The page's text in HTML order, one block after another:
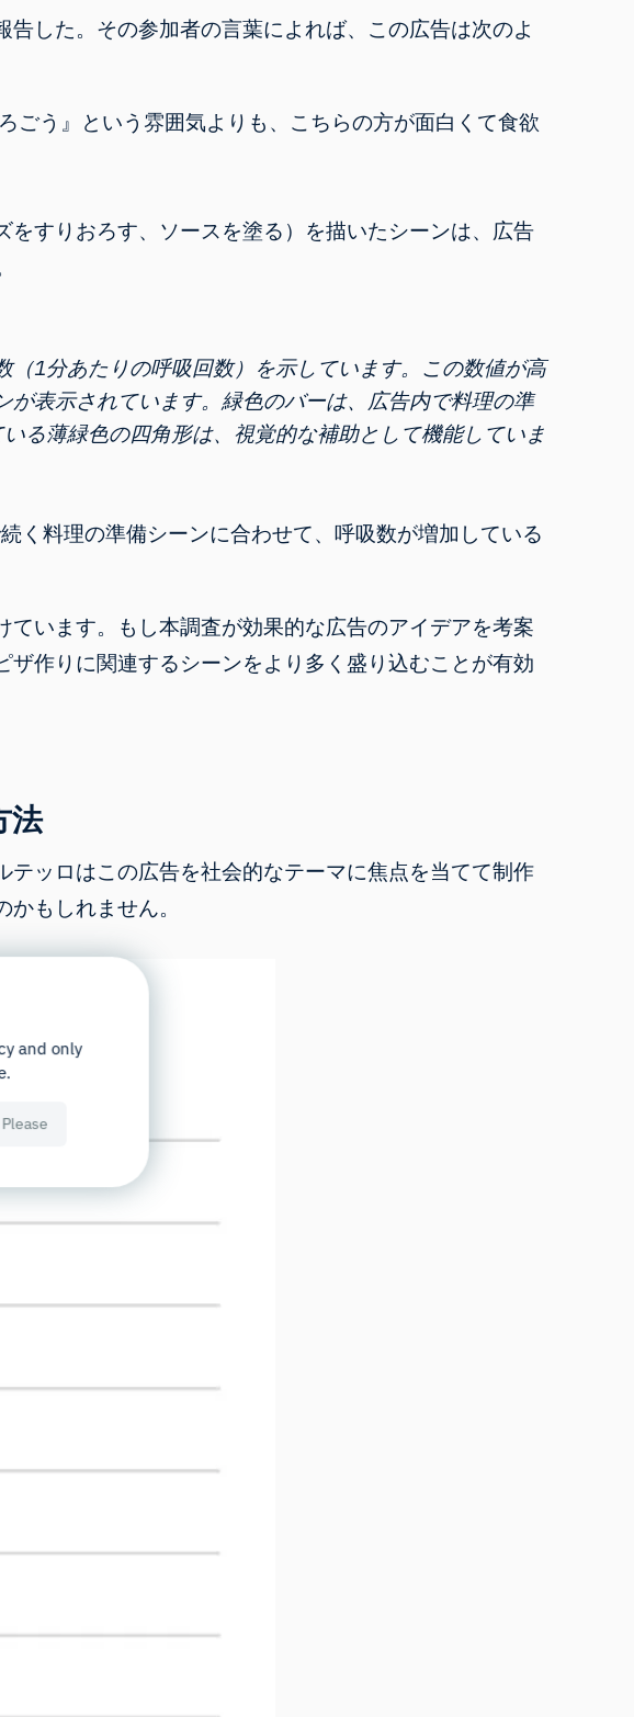
した。その参加者の言葉によれば、この広告は次のよ
ごう』という雰囲気よりも、こちらの方が面白くて食欲
すりおろす、ソースを塗る）を描いたシーンは、広告
1分あたりの呼吸回数）を示しています。この数値が高
表示されています。緑色のバーは、広告内で料理の準
る薄緑色の四角形は、視覚的な補助として機能していま
く料理の準備シーンに合わせて、呼吸数が増加している
います。もし本調査が効果的な広告のアイデアを考案
作りに関連するシーンをより多く盛り込むことが有効
法
ッロはこの広告を社会的なテーマに焦点を当てて制作
もしれません。
and only